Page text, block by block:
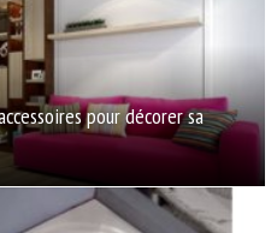
pour décorer sa